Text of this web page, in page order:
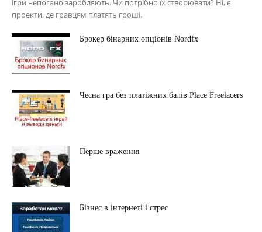
ігри непогано заробляють. Чи потрібно їх створювати? Ні, є
проекти, де гравцям платять гроші.
Брокер бінарних опціонів Nordfx
Чесна гра без платіжних балів Place Freelacers
Перше враження
Бізнес в інтернеті і стрес